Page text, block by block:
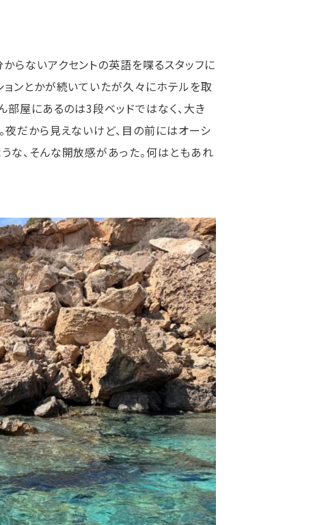
らないアクセントの英語を喋るスタッフに
ョンとかが続いていたが久々にホテルを取
部屋にあるのは3段ベッドではなく、大き
夜だから見えないけど、目の前にはオーシ
な、そんな開放感があった。何はともあれ